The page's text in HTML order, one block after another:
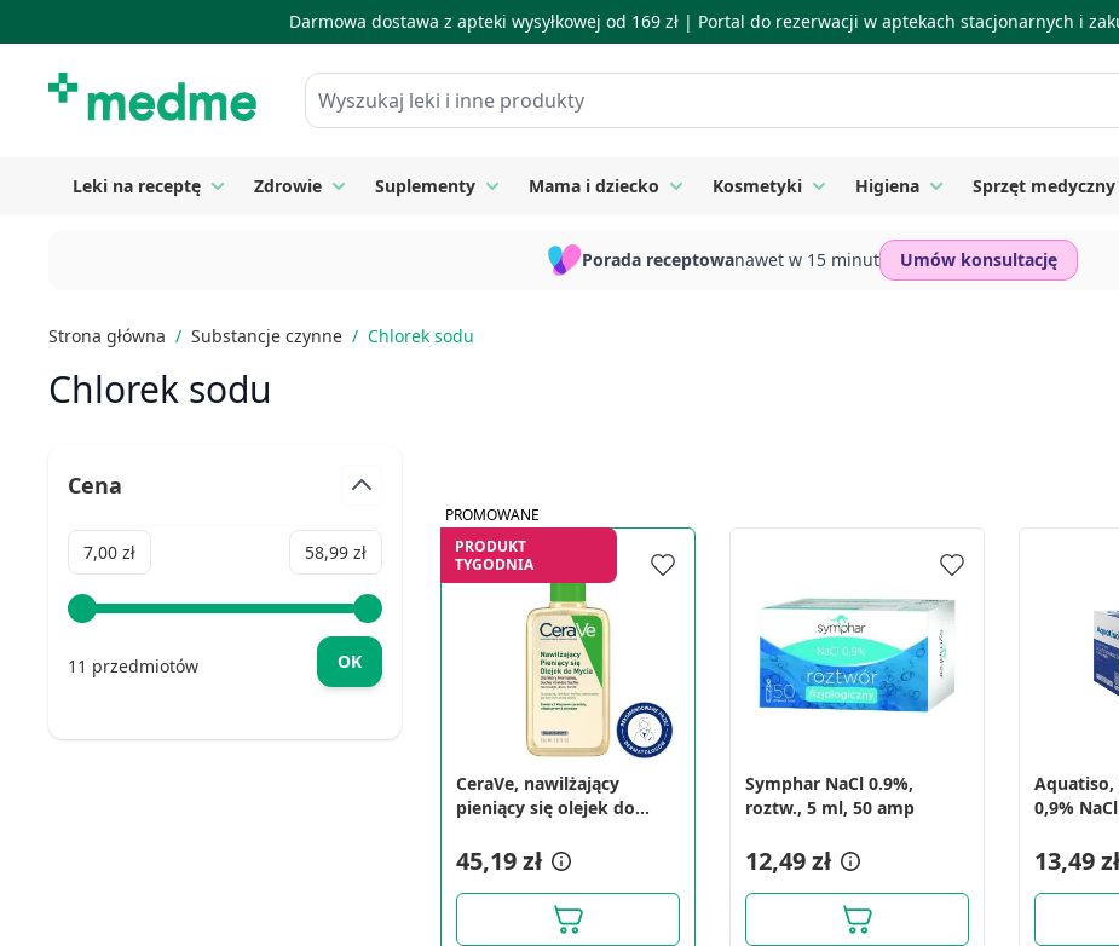
Darmowa dostawa z apteki wysyłkowej od 169 zł | Portal do rezerwacji w aptekach stacjonarnych i
Wyszukaj leki i inne produkty
Leki na receptę Toggle submenu for Leki na receptę
Zdrowie Toggle submenu for Zdrowie
Suplementy Toggle submenu for Suplementy
Mama i dziecko Toggle submenu for Mama i dziecko
Kosmetyki Toggle submenu for Kosmetyki
Higiena Toggle submenu for
Sprzęt medyczny
Porada receptowanawet w 15 minut Umów konsultację
Strona główna / Substancje czynne / Chlorek sodu
Chlorek sodu
Cena
Minimum value
7,00 zł Maximum value
58,99 zł
11 przedmiotów OK
PROMOWANE
PRODUKT
TYGODNIA
CeraVe, nawilżający
pieniący się olejek do
45,19 zł
Symphar NaCl 0.9%,
roztw., 5 ml, 50 amp
12,49 zł
0,9% NaCl
13,49 zł